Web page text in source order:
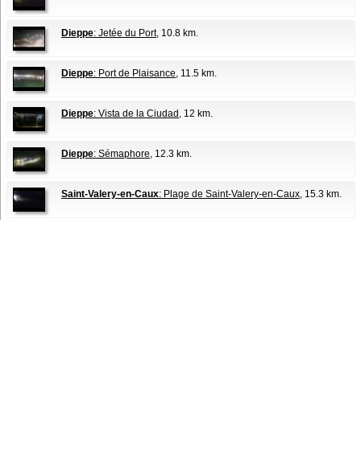
Dieppe: Jetée du Port, 10.8 km.
Dieppe: Port de Plaisance, 11.5 km.
Dieppe: Vista de la Ciudad , 12 km.
Dieppe: Sémaphore, 12.3 km.
Saint-Valery-en-Caux: Plage de Saint-Valery-en-Caux, 15.3 km.